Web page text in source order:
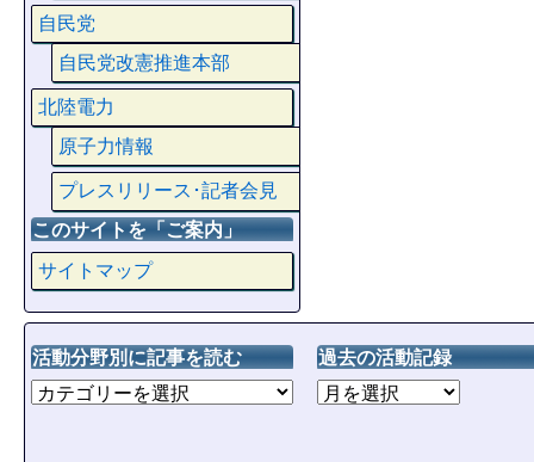
自民党
自民党改憲推進本部
北陸電力
原子力情報
プレスリリース･記者会見
このサイトを「ご案内」
サイトマップ
活動分野別に記事を読む 過去の活動記録